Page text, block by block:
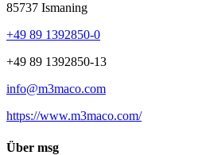
85737 Ismaning
+49 89 1392850-0
+49 89 1392850-13
info@m3maco.com
https://www.m3maco.com/
Über msg